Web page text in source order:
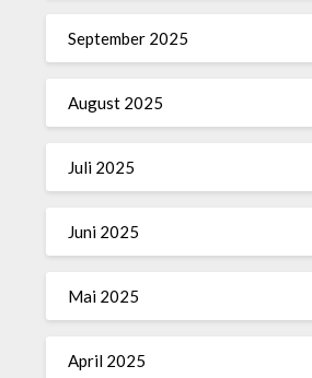
September 2025
August 2025
Juli 2025
Juni 2025
Mai 2025
April 2025